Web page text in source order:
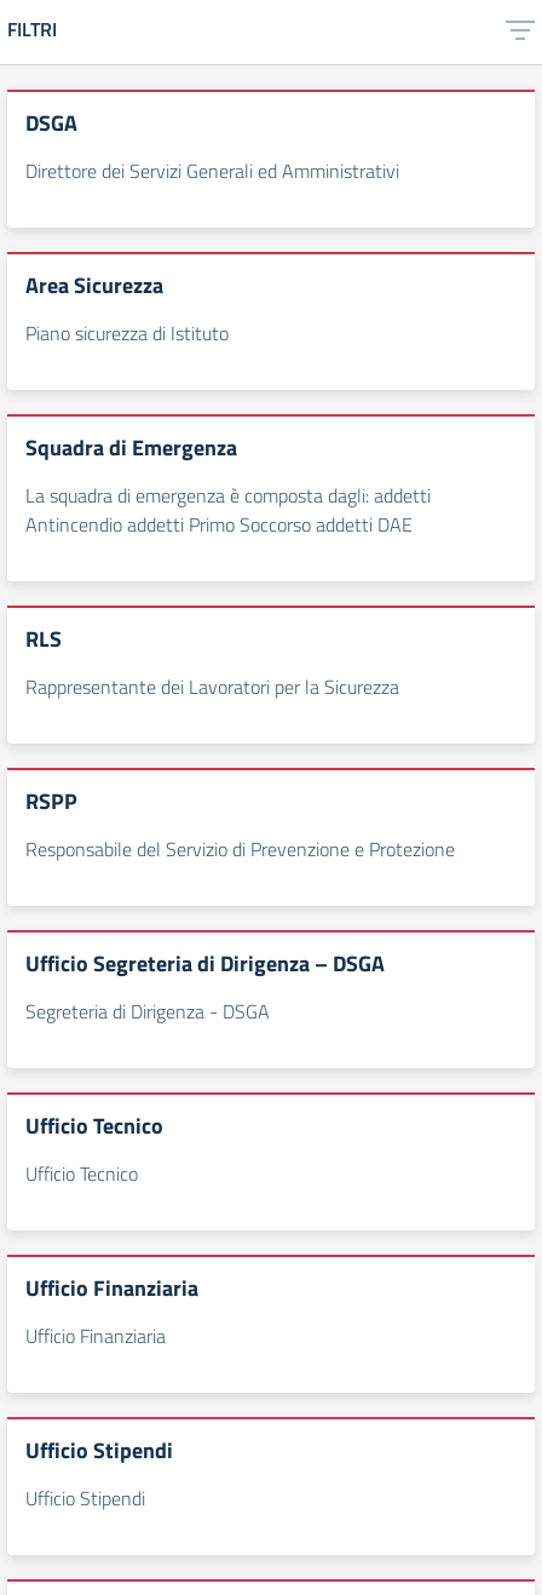
FILTRI
DSGA
Direttore dei Servizi Generali ed Amministrativi
Area Sicurezza
Piano sicurezza di Istituto
Squadra di Emergenza
La squadra di emergenza è composta dagli: addetti
Antincendio addetti Primo Soccorso addetti DAE
RLS
Rappresentante dei Lavoratori per la Sicurezza
RSPP
Responsabile del Servizio di Prevenzione e Protezione
Ufficio Segreteria di Dirigenza – DSGA
Segreteria di Dirigenza - DSGA
Ufficio Tecnico
Ufficio Tecnico
Ufficio Finanziaria
Ufficio Finanziaria
Ufficio Stipendi
Ufficio Stipendi